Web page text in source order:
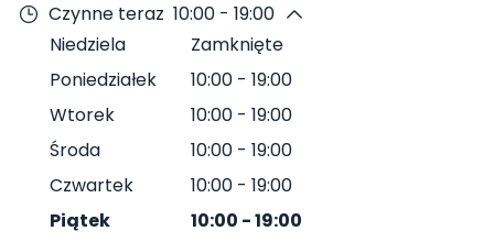
Czynne teraz 10:00 - 19:00
Niedziela
Zamknięte
Poniedziałek
10:00 - 19:00
Wtorek
10:00 - 19:00
Środa
10:00 - 19:00
Czwartek
10:00 - 19:00
Piątek
10:00 -19:00